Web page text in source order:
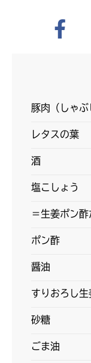
豚肉（しゃぶ
レタスの葉
酒
塩こしょう
＝生姜ポン酢
ポン酢
醤油
すりおろし生
砂糖
ごま油